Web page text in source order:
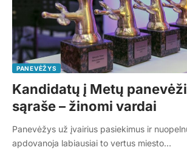
PANEVĖŽYS
Kandidatų į Metų
sąraše – žinomi vardai
Panevėžys už įvairius pasiekimus ir
apdovanoja labiausiai to vertus miesto…